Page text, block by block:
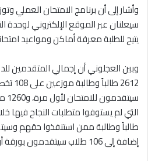
وأشار إلى أن برنامج الامتحان العملي
سيعلنان عبر الموقع الإلكتروني لوحدة
يتيح للطلبة معرفة أماكن ومواعيد
طالباً وطالبة ممن استنفذوا حقهم
إضافة إلى 106 طلاب سيتقدمون بورقة أو أكثر لغايات رفع معدلاتهم.